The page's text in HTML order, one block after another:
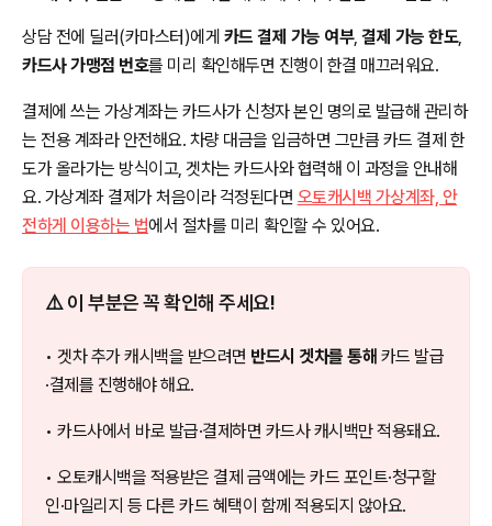
상담 전에 딜러(카마스터)에게 카드 결제 가능 여부, 결제 가능 한도,
카드사 가맹점 번호를 미리 확인해두면 진행이 한결 매끄러워요.
결제에 쓰는 가상계좌는 카드사가 신청자 본인 명의로 발급해 관리하
는 전용 계좌라 안전해요. 차량 대금을 입금하면 그만큼 카드 결제 한
도가 올라가는 방식이고, 겟차는 카드사와 협력해 이 과정을 안내해
요. 가상계좌 결제가 처음이라 걱정된다면 오토캐시백 가상계좌, 안
전하게 이용하는 법에서 절차를 미리 확인할 수 있어요.
⚠️ 이 부분은 꼭 확인해 주세요!
• 겟차 추가 캐시백을 받으려면 반드시 겟차를 통해 카드 발급
·결제를 진행해야 해요.
• 카드사에서 바로 발급·결제하면 카드사 캐시백만 적용돼요.
• 오토캐시백을 적용받은 결제 금액에는 카드 포인트·청구할
인·마일리지 등 다른 카드 혜택이 함께 적용되지 않아요.